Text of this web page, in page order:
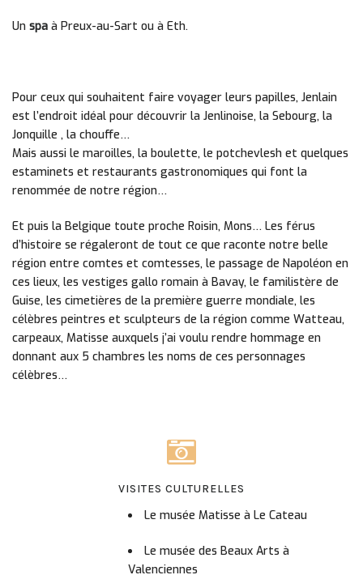
Un spa à Preux-au-Sart ou à Eth.
Pour ceux qui souhaitent faire voyager leurs papilles, Jenlain
est l’endroit idéal pour découvrir la Jenlinoise, la Sebourg, la
Jonquille , la chouffe…
Mais aussi le maroilles, la boulette, le potchevlesh et quelques
estaminets et restaurants gastronomiques qui font la
renommée de notre région…
Et puis la Belgique toute proche Roisin, Mons… Les férus
d’histoire se régaleront de tout ce que raconte notre belle
région entre comtes et comtesses, le passage de Napoléon en
ces lieux, les vestiges gallo romain à Bavay, le familistère de
Guise, les cimetières de la première guerre mondiale, les
célèbres peintres et sculpteurs de la région comme Watteau,
carpeaux, Matisse auxquels j’ai voulu rendre hommage en
donnant aux 5 chambres les noms de ces personnages
célèbres…
VISITES CULTURELLES
Le musée Matisse à Le Cateau
Le musée des Beaux Arts à
Valenciennes